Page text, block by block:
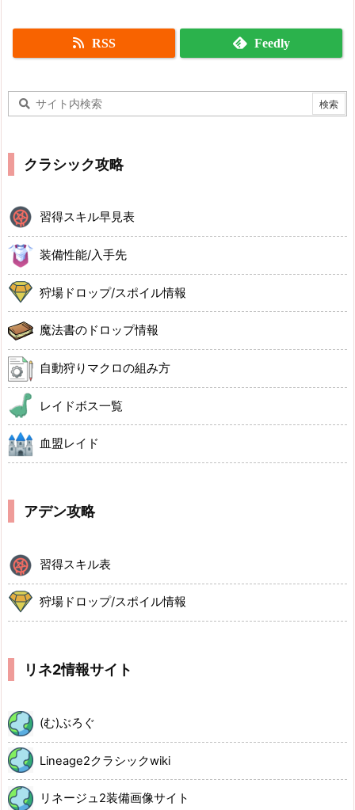
RSS Feedly
クラシック攻略
習得スキル早見表
装備性能/入手先
狩場ドロップ/スポイル情報
魔法書のドロップ情報
自動狩りマクロの組み方
レイドボス一覧
血盟レイド
アデン攻略
習得スキル表
狩場ドロップ/スポイル情報
リネ2情報サイト
(む)ぶろぐ
Lineage2クラシックwiki
リネージュ2装備画像サイト